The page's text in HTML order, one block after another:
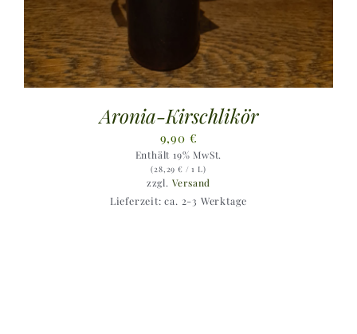
Aronia-Kirschlikör
9,90 €
Enthält 19% MwSt.
(28,29€ / 1 L)
zzgl. Versand
Lieferzeit: ca. 2-3 Werktage